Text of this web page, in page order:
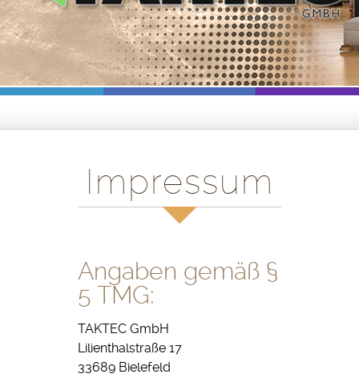
Impressum
Angaben gemäß §
5 TMG:
TAKTEC GmbH
Lilienthalstraße 17
33689 Bielefeld